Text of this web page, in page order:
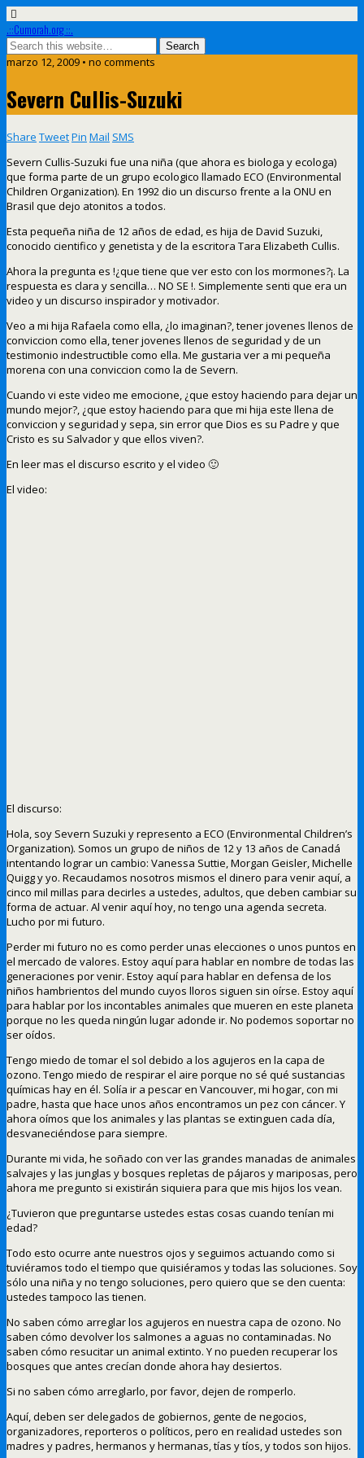
.::Cumorah.org ::.
marzo 12, 2009 • no comments
Severn Cullis-Suzuki
Share TweetPin Mail SMS
Severn Cullis-Suzuki fue una niña (que ahora es biologa y ecologa)
que forma parte de un grupo ecologico llamado ECO (Environmental
Children Organization). En 1992 dio un discurso frente a la ONU en
Brasil que dejo atonitos a todos.
Esta pequeña niña de 12 años de edad, es hija de David Suzuki,
conocido cientifico y genetista y de la escritora Tara Elizabeth Cullis.
Ahora la pregunta es !¿que tiene que ver esto con los mormones?¡. La
respuesta es clara y sencilla… NO SE !. Simplemente senti que era un
video y un discurso inspirador y motivador.
Veo a mi hija Rafaela como ella, ¿lo imaginan?, tener jovenes llenos de
conviccion como ella, tener jovenes llenos de seguridad y de un
testimonio indestructible como ella. Me gustaria ver a mi pequeña
morena con una conviccion como la de Severn.
Cuando vi este video me emocione, ¿que estoy haciendo para dejar un
mundo mejor?, ¿que estoy haciendo para que mi hija este llena de
conviccion y seguridad y sepa, sin error que Dios es su Padre y que
Cristo es su Salvador y que ellos viven?.
En leer mas el discurso escrito y el video 🙂
El video:
El discurso:
Hola, soy Severn Suzuki y represento a ECO (Environmental Children’s
Organization). Somos un grupo de niños de 12 y 13 años de Canadá
intentando lograr un cambio: Vanessa Suttie, Morgan Geisler, Michelle
Quigg y yo. Recaudamos nosotros mismos el dinero para venir aquí, a
cinco mil millas para decirles a ustedes, adultos, que deben cambiar su
forma de actuar. Al venir aquí hoy, no tengo una agenda secreta.
Lucho por mi futuro.
Perder mi futuro no es como perder unas elecciones o unos puntos en
el mercado de valores. Estoy aquí para hablar en nombre de todas las
generaciones por venir. Estoy aquí para hablar en defensa de los
niños hambrientos del mundo cuyos lloros siguen sin oírse. Estoy aquí
para hablar por los incontables animales que mueren en este planeta
porque no les queda ningún lugar adonde ir. No podemos soportar no
ser oídos.
Tengo miedo de tomar el sol debido a los agujeros en la capa de
ozono. Tengo miedo de respirar el aire porque no sé qué sustancias
químicas hay en él. Solía ir a pescar en Vancouver, mi hogar, con mi
padre, hasta que hace unos años encontramos un pez con cáncer. Y
ahora oímos que los animales y las plantas se extinguen cada día,
desvaneciéndose para siempre.
Durante mi vida, he soñado con ver las grandes manadas de animales
salvajes y las junglas y bosques repletas de pájaros y mariposas, pero
ahora me pregunto si existirán siquiera para que mis hijos los vean.
¿Tuvieron que preguntarse ustedes estas cosas cuando tenían mi
edad?
Todo esto ocurre ante nuestros ojos y seguimos actuando como si
tuviéramos todo el tiempo que quisiéramos y todas las soluciones. Soy
sólo una niña y no tengo soluciones, pero quiero que se den cuenta:
ustedes tampoco las tienen.
No saben cómo arreglar los agujeros en nuestra capa de ozono. No
saben cómo devolver los salmones a aguas no contaminadas. No
saben cómo resucitar un animal extinto. Y no pueden recuperar los
bosques que antes crecían donde ahora hay desiertos.
Si no saben cómo arreglarlo, por favor, dejen de romperlo.
Aquí, deben ser delegados de gobiernos, gente de negocios,
organizadores, reporteros o políticos, pero en realidad ustedes son
madres y padres, hermanos y hermanas, tías y tíos, y todos son hijos.